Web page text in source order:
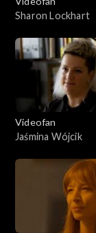
Sharon Lockhart
Videofan
Jaśmina Wójcik